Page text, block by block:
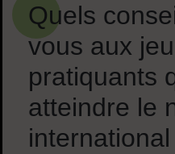
Quels
vous aux
pratiquants
atteindre le